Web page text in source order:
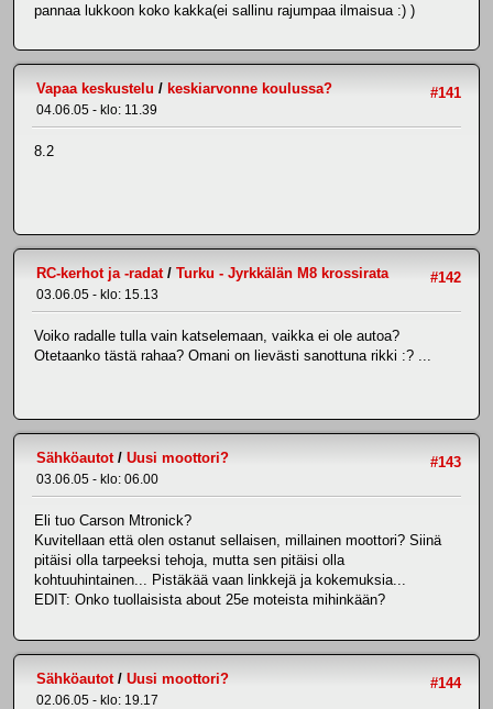
pannaa lukkoon koko kakka(ei sallinu rajumpaa ilmaisua :) )
#141
Vapaa keskustelu / keskiarvonne koulussa?
04.06.05 - klo: 11.39
8.2
#142
RC-kerhot ja -radat/ Turku - Jyrkkälän M8 krossirata
03.06.05 - klo: 15.13
Voiko radalle tulla vain katselemaan, vaikka ei ole autoa?
Otetaanko tästä rahaa? Omani on lievästi sanottuna rikki :? ...
#143
Sähköautot/ Uusi moottori?
03.06.05 - klo: 06.00
Eli tuo Carson Mtronick?
Kuvitellaan että olen ostanut sellaisen, millainen moottori? Siinä
pitäisi olla tarpeeksi tehoja, mutta sen pitäisi olla
kohtuuhintainen... Pistäkää vaan linkkejä ja kokemuksia...
EDIT: Onko tuollaisista about 25e moteista mihinkään?
#144
Sähköautot/ Uusi moottori?
02.06.05 - klo: 19.17